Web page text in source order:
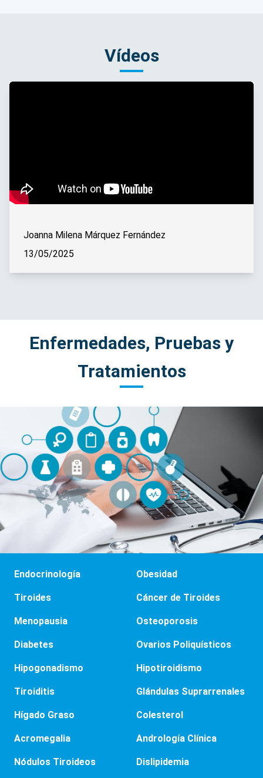
Vídeos
Joanna Milena Márquez Fernández
13/05/2025
Enfermedades, Pruebas y
Tratamientos
Endocrinología Obesidad
Tiroides Cáncer de Tiroides
Menopausia Osteoporosis
Diabetes Ovarios Poliquísticos
Hipogonadismo Hipotiroidismo
Tiroiditis Glándulas Suprarrenales
Hígado Graso Colesterol
Acromegalia Andrología Clínica
Nódulos Tiroideos Dislipidemia